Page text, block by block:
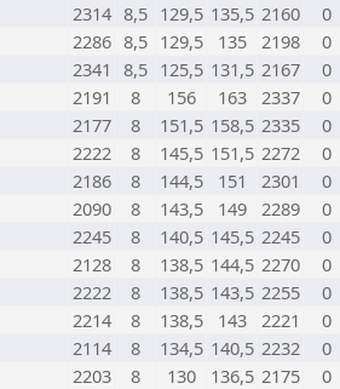
2314 8,5 129,5 135,5 2160
0
2286 8,5 129,5 135 2198
0
2341 8,5 125,5 131,5 2167
0
2191 8 156 163 2337
0
2177 8 151,5 158,5 2335
0
2222 8 145,5 151,5 2272
0
2186 8 144,5 151 2301
0
2090 8 143,5 149 2289
0
2245 8 140,5 145,5 2245
0
2128 8 138,5 144,5 2270
0
2222 8 138,5 143,5 2255
0
2214 8 138,5 143 2221
0
2114 8 134,5 140,5 2232
0
2203 8 130 136,5 2175
0